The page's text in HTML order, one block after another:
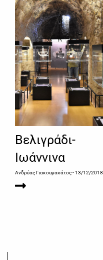
Βελιγράδι-
Ιωάννινα
Ανδρέας Γιακουμακάτος- 13/12/2018